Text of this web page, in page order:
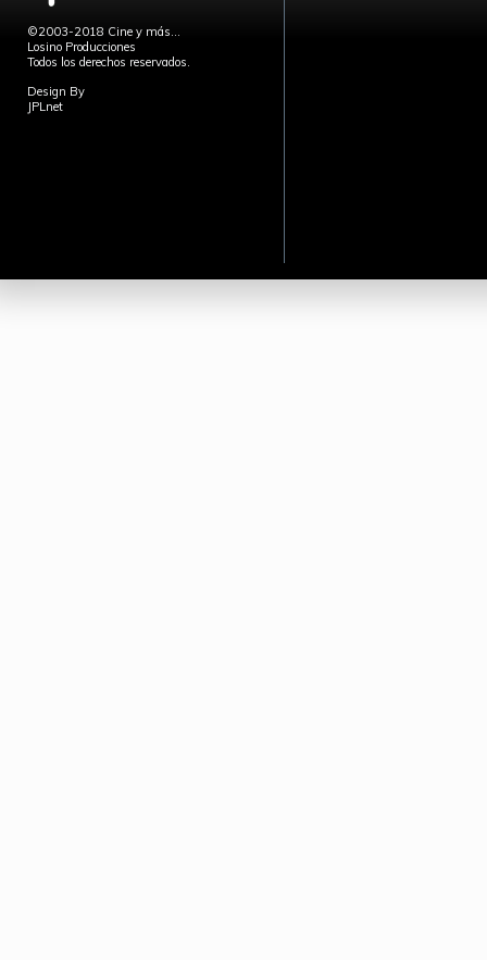
©2003-2018 Cine y más...
Losino Producciones
Todos los derechos reservados.
Design By
JPLnet